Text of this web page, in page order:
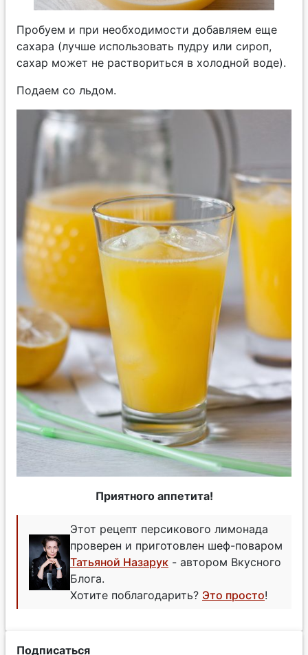
Пробуем и при необходимости добавляем еще
сахара (лучше использовать пудру или сироп,
сахар может не раствориться в холодной воде).
Подаем со льдом.
Приятного аппетита!
Этот рецепт персикового лимонада
проверен и приготовлен шеф-поваром
Татьяной Назарук - автором Вкусного
Блога.
Хотите поблагодарить? Это просто!
Подписаться